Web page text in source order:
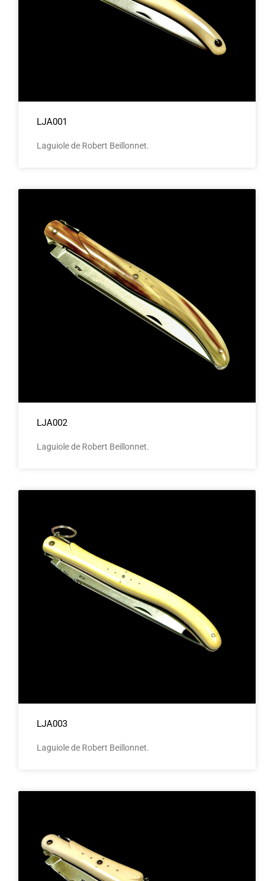
LJA001
Laguiole de Robert Beillonnet.
LJA002
Laguiole de Robert Beillonnet.
LJA003
Laguiole de Robert Beillonnet.